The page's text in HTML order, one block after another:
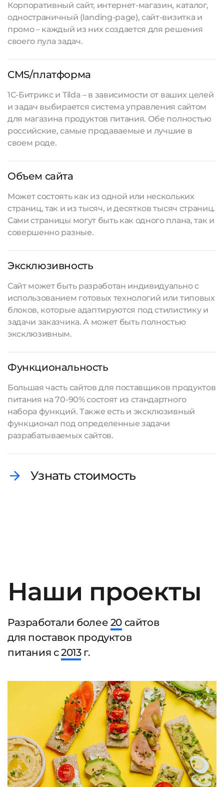
Корпоративный сайт, интернет-магазин, каталог,
одностраничный (landing-page), сайт-визитка и
промо – каждый из них создается для решения
своего пула задач.
CMS/платформа
1С-Битрикс и Tilda – в зависимости от ваших целей
и задач выбирается система управления сайтом
для магазина продуктов питания. Обе полностью
российские, самые продаваемые и лучшие в
своем роде.
Объем сайта
Может состоять как из одной или нескольких
страниц, так и из тысяч, и десятков тысяч страниц.
Сами страницы могут быть как одного плана, так и
совершенно разные.
Эксклюзивность
Сайт может быть разработан индивидуально с
использованием готовых технологий или типовых
блоков, которые адаптируются под стилистику и
задачи заказчика. А может быть полностью
эксклюзивным.
Функциональность
Большая часть сайтов для поставщиков продуктов
питания на 70-90% состоят из стандартного
набора функций. Также есть и эксклюзивный
функционал под определенные задачи
разрабатываемых сайтов.
Узнать стоимость
Наши проекты
Разработали более 20 сайтов
для поставок продуктов
питания с2013г.